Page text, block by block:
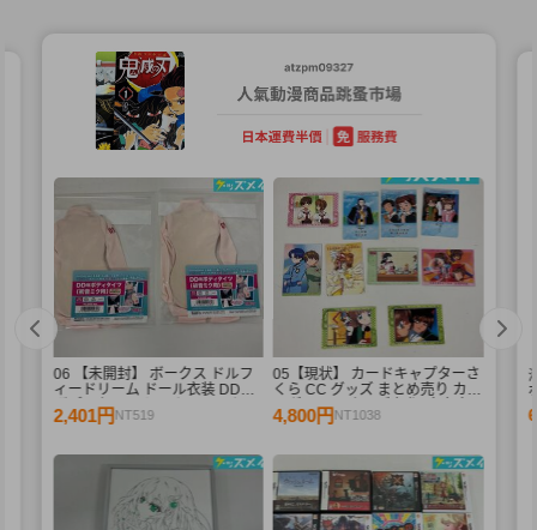
06 【未開封】 ボークス ドルフ
ィードリーム ドール衣装 DD用
ボディタイツ セミホワイトカラ
ー 初音ミク 2点 A /ドール
2,401円NT519
05【現状】 カードキャプターさ
くら CC グッズ まとめ売り カー
ドダス マスターズ 初版 木之本
桜 少狼 他
4,800円NT1038